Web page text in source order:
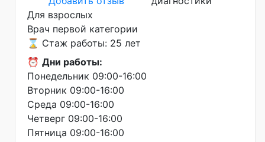
Для взрослых
Врач первой категории
⌛ Стаж работы: 25 лет
⏰ Дни работы:
Понедельник 09:00-16:00
Вторник 09:00-16:00
Среда 09:00-16:00
Четверг 09:00-16:00
Пятница 09:00-16:00